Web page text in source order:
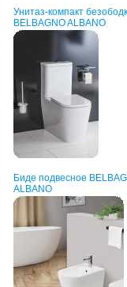
Унитаз-компакт
BELBAGNO ALBANO
Биде подвесное
ALBANO